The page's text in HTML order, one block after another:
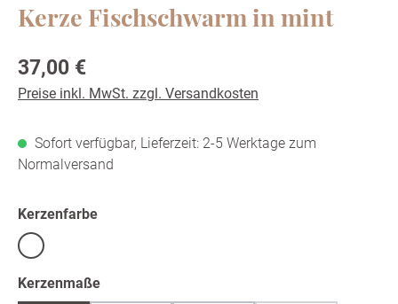
Kerze Fischschwarm in mint
Regulärer Preis:
37,00 €
Preise inkl. MwSt. zzgl. Versandkosten
Sofort verfügbar, Lieferzeit: 2-5 Werktage zum
Normalversand
Kerzenfarbeauswählen
Weiß
Kerzenmaßeauswählen